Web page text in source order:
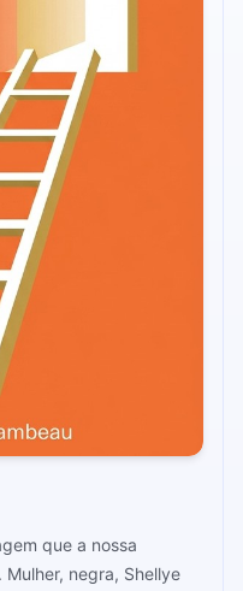
que a nossa
negra, Shellye